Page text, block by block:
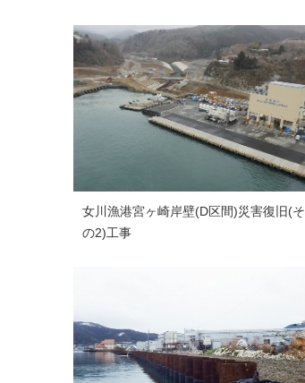
女川漁港宮ヶ崎岸壁(D区間)災害復旧(そ
の2)工事